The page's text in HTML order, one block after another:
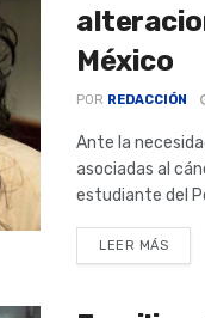
México
POR REDACCIÓN
Ante la
asociadas al
estudiante del
LEER MÁS